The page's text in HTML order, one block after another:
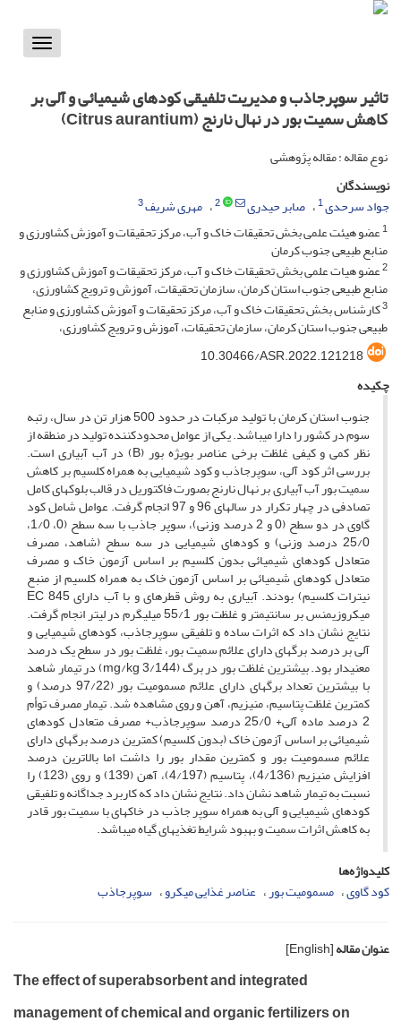
Toggle
تاثیر سوپرجاذب و مدیریت تلفیقی کودهای شیمیائی و آلی بر
کاهش سمیت بور در نهال نارنج (Citrus aurantium)
نوع مقاله : مقاله پژوهشی
نویسندگان
جواد سرحدی1 صابر حیدری 2 مهری شریف3
1عضو هیئت علمی بخش تحقیقات خاک و آب، مرکز تحقیقات و آموزش کشاورزی و
منابع طبیعی جنوب کرمان
2عضو هیات علمی بخش تحقیقات خاک و آب، مرکز تحقیقات و آموزش کشاورزی و
منابع طبیعی جنوب استان کرمان، سازمان تحقیقات، آموزش و ترویج کشاورزی،
3کارشناس بخش تحقیقات خاک و آب، مرکز تحقیقات و آموزش کشاورزی و منابع
طبیعی جنوب استان کرمان، سازمان تحقیقات، آموزش و ترویج کشاورزی،
10.30466/ASR.2022.121218
چکیده
جنوب استان کرمان با تولید مرکبات در حدود 500 هزار تن در سال، رتبه
سوم در کشور را دارا می­باشد. یکی از عوامل محدودکننده تولید در منطقه از
نظر کمی و کیفی غلظت برخی عناصر بویژه بور (B) در آب آبیاری است.
بررسی اثر کود آلی، سوپرجاذب و کود شیمیایی به همراه کلسیم بر کاهش
سمیت بور آب آبیاری بر نهال نارنج بصورت فاکتوریل در قالب بلوک­های کامل
تصادفی در چهار تکرار در سال­های 96 و 97 انجام گرفت. عوامل شامل کود
گاوی در دو سطح (0 و 2 درصد وزنی)، سوپر جاذب با سه سطح (0، 1/0،
25/0 درصد وزنی) و کودهای شیمیایی در سه سطح (شاهد، مصرف
متعادل کودهای شیمیائی بدون کلسیم بر اساس آزمون خاک و مصرف
متعادل کودهای شیمیائی بر اساس آزمون خاک به همراه کلسیم از منبع
نیترات کلسیم) بودند. آبیاری به روش قطره­ای و با آب دارای EC 845
میکروزیمنس بر سانتیمتر و غلظت بور 55/1 میلی­گرم در لیتر انجام گرفت.
نتایج نشان داد که اثرات ساده و تلفیقی سوپرجاذب، کودهای شیمیایی و
آلی بر درصد برگ­های دارای علائم سمیت بور، غلظت بور در سطح یک درصد
معنی­دار بود. بیشترین غلظت بور در برگ­ (3/144 mg/kg) در تیمار شاهد
با بیشترین تعداد برگ­های­ دارای علائم مسمومیت بور (97/22 درصد) و
کمترین غلظت پتاسیم، منیزیم، آهن و روی مشاهده شد. تیمار مصرف توأم
2 درصد ماده آلی+ 25/0 درصد سوپرجاذب+ مصرف متعادل کودهای
شیمیائی بر اساس آزمون خاک (بدون کلسیم) کمترین درصد برگ­های دارای
علائم مسمومیت بور و کمترین مقدار بور را داشت اما بالاترین درصد
افزایش منیزیم (4/136)، پتاسیم (4/197)، آهن (139) و روی (123) را
نسبت به تیمار شاهد نشان داد. نتایج نشان داد که کاربرد جداگانه و تلفیقی
کودهای شیمیایی و آلی به همراه سوپر جاذب در خاک­های با سمیت بور قادر
به کاهش اثرات سمیت و بهبود شرایط تغذیه­ای گیاه می­باشد.
کلیدواژه‌ها
کود گاوی مسمومیت بور عناصر غذایی میکرو سوپرجاذب
عنوان مقاله[English]
The effect of superabsorbent and integrated
management of chemical and organic fertilizers on